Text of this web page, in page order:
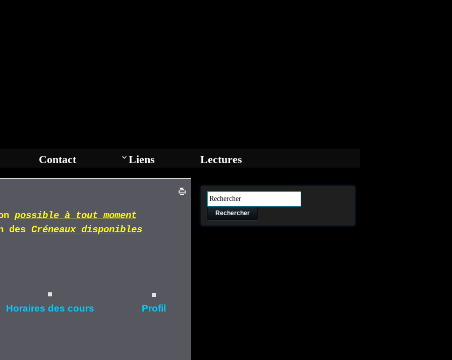
Contact Liens Lectures
possibleà tout moment
des Créneaux disponibles
Horaires des cours Profil
Rechercher